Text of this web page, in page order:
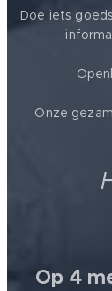
Doe iets
Onze
Op 4